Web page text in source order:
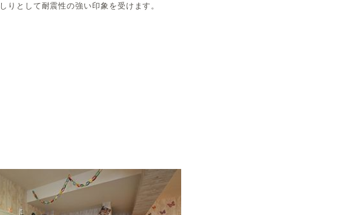
しりとして耐震性の強い印象を受けます。